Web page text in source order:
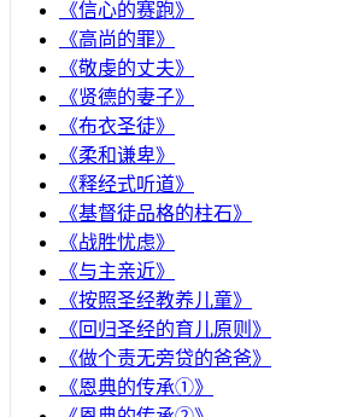
《信心的赛跑》
《高尚的罪》
《敬虔的丈夫》
《贤德的妻子》
《布衣圣徒》
《柔和谦卑》
《释经式听道》
《基督徒品格的柱石》
《战胜忧虑》
《与主亲近》
《按照圣经教养儿童》
《回归圣经的育儿原则》
《做个责无旁贷的爸爸》
《恩典的传承①》